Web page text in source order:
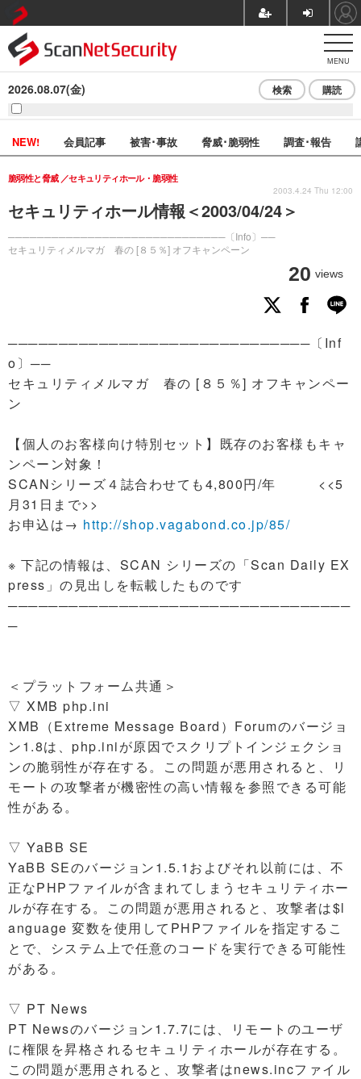
MENU
2026.08.07(金) 検索 購読
NEW! 会員記事 被害･事故 脅威･脆弱性 調査･報告
セキュリティホール情報＜2003/04/24＞
──────────────────────────────〔Info〕──
セキュリティメルマガ 春の [８５％] オフキャンペーン
脆弱性と脅威 セキュリティホール・脆弱性
20 views
2003.4.24 Thu 12:00
──────────────────────────────〔Inf
o〕──
セキュリティメルマガ 春の [８５％] オフキャンペー
ン
【個人のお客様向け特別セット】既存のお客様もキャ
ンペーン対象！
SCANシリーズ４誌合わせても4,800円/年 <<5
月31日まで>>
お申込は→ http://shop.vagabond.co.jp/85/
※ 下記の情報は、SCAN シリーズの「Scan Daily EX
press」の見出しを転載したものです
──────────────────────────────────
─
＜プラットフォーム共通＞
▽ XMB php.ini
XMB（Extreme Message Board）Forumのバージョ
ン1.8は、php.iniが原因でスクリプトインジェクショ
ンの脆弱性が存在する。この問題が悪用されると、リ
モートの攻撃者が機密性の高い情報を参照できる可能
性がある。
▽ YaBB SE
YaBB SEのバージョン1.5.1およびそれ以前には、不
正なPHPファイルが含まれてしまうセキュリティホー
ルが存在する。この問題が悪用されると、攻撃者は$l
anguage 変数を使用してPHPファイルを指定するこ
とで、システム上で任意のコードを実行できる可能性
がある。
▽ PT News
PT Newsのバージョン1.7.7には、リモートのユーザ
に権限を昇格されるセキュリティホールが存在する。
この問題が悪用されると、攻撃者はnews.incファイル